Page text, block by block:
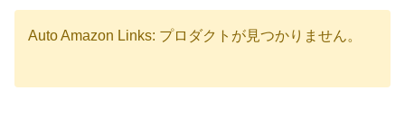
Auto Amazon Links: プロダクトが見つかりません。